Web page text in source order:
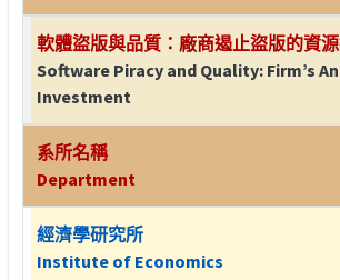
軟體盜版與品質：廠商遏止盜版的資
Software Piracy and Quality: Firm’s
Investment
系所名稱
Department
經濟學研究所
Institute of Economics